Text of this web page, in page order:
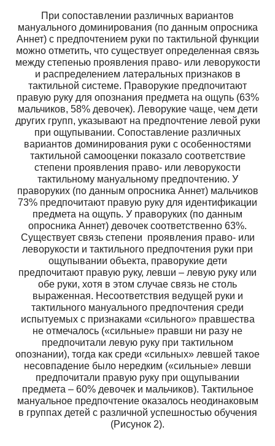
При сопоставлении различных вариантов
мануального доминирования (по данным опросника
Аннет) с предпочтением руки по тактильной функции
можно отметить, что существует определенная связь
между степенью проявления право- или леворукости
и распределением латеральных признаков в
тактильной системе. Праворукие предпочитают
правую руку для опознания предмета на ощупь (63%
мальчиков, 58% девочек). Леворукие чаще, чем дети
других групп, указывают на предпочтение левой руки
при ощупывании. Сопоставление различных
вариантов доминирования руки с особенностями
тактильной самооценки показало соответствие
степени проявления право- или леворукости
тактильному мануальному предпочтению. У
праворуких (по данным опросника Аннет) мальчиков
73% предпочитают правую руку для идентификации
предмета на ощупь. У праворуких (по данным
опросника Аннет) девочек соответственно 63%.
Существует связь степени проявления право- или
леворукости и тактильного предпочтения руки при
ощупывании объекта, праворукие дети
предпочитают правую руку, левши – левую руку или
обе руки, хотя в этом случае связь не столь
выраженная. Несоответствия ведущей руки и
тактильного мануального предпочтения среди
испытуемых с признаками «сильного» правшества
не отмечалось («сильные» правши ни разу не
предпочитали левую руку при тактильном
опознании), тогда как среди «сильных» левшей такое
несовпадение было нередким («сильные» левши
предпочитали правую руку при ощупывании
предмета – 60% девочек и мальчиков). Тактильное
мануальное предпочтение оказалось неодинаковым
в группах детей с различной успешностью обучения
(Рисунок 2).